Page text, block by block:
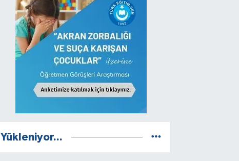
Yükleniyor...